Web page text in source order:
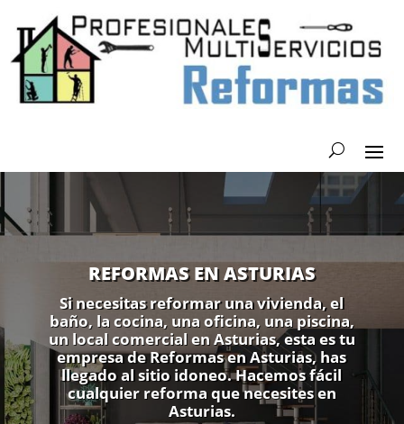
REFORMAS EN ASTURIAS
Si necesitas reformar una vivienda, el
baño, la cocina, una oficina, una piscina,
un local comercial en Asturias, esta es tu
empresa de Reformas en Asturias, has
llegado al sitio idoneo. Hacemos fácil
cualquier reforma que necesites en
Asturias.